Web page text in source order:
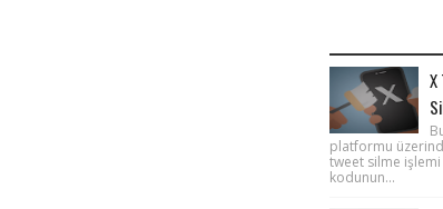
platformu
tweet silme işlemi
kodunun...